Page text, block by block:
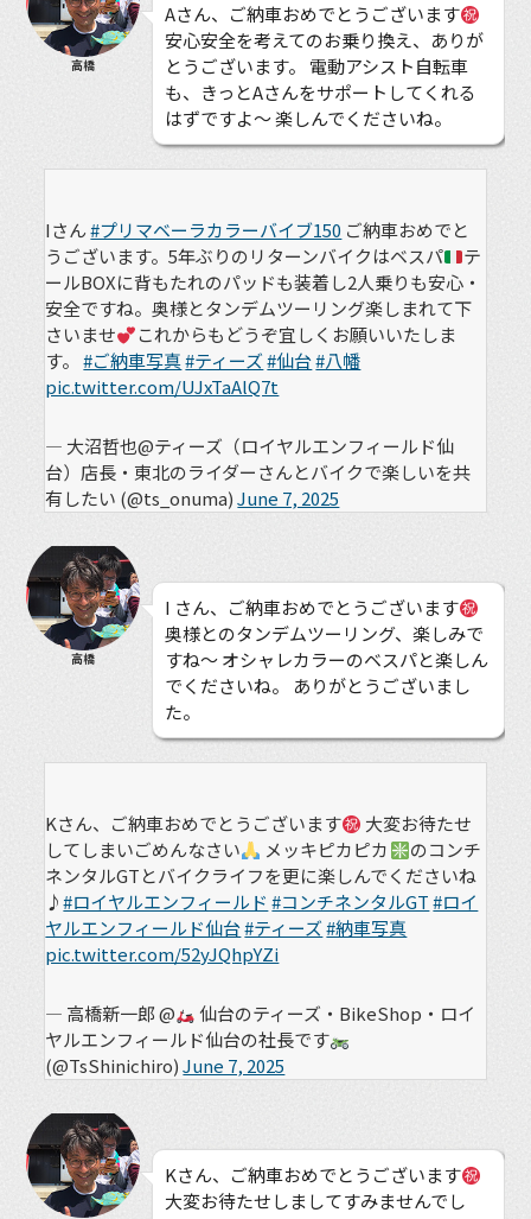
高橋
Aさん、ご納車おめでとうございます
安心安全を考えてのお乗り換え、ありが
とうございます。 電動アシスト自転車
も、きっとAさんをサポートしてくれる
はずですよ〜 楽しんでくださいね。
Iさん#プリマベーラカラーバイブ150 ご納車おめでと
うございます。5年ぶりのリターンバイクはベスパ
テ
ールBOXに背もたれのパッドも装着し2人乗りも安心・
安全ですね。奥様とタンデムツーリング楽しまれて下
さいませ
これからもどうぞ宜しくお願いいたしま
す。#ご納車写真#ティーズ#仙台#八幡
pic.twitter.com/UJxTaAlQ7t
— 大沼哲也@ティーズ（ロイヤルエンフィールド仙
台）店長・東北のライダーさんとバイクで楽しいを共
有したい (@ts_onuma)June 7, 2025
高橋
I さん、ご納車おめでとうございます
奥様とのタンデムツーリング、楽しみで
すね〜 オシャレカラーのベスパと楽しん
でくださいね。 ありがとうございまし
た。
Kさん、ご納車おめでとうございます
大変お待たせ
してしまいごめんなさい
メッキピカピカ
のコンチ
ネンタルGTとバイクライフを更に楽しんでくださいね
♪#ロイヤルエンフィールド #コンチネンタルGT #ロイ
ヤルエンフィールド仙台#ティーズ#納車写真
pic.twitter.com/52yJQhpYZi
— 高橋新一郎 @
仙台のティーズ・BikeShop・ロイ
ヤルエンフィールド仙台の社長です
(@TsShinichiro)June 7, 2025
Kさん、ご納車おめでとうございます
大変お待たせしましてすみませんでし